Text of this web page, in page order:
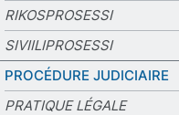
RIKOSPROSESSI
SIVIILIPROSESSI
PROCÉDURE JUDICIAIRE
PRATIQUE LÉGALE